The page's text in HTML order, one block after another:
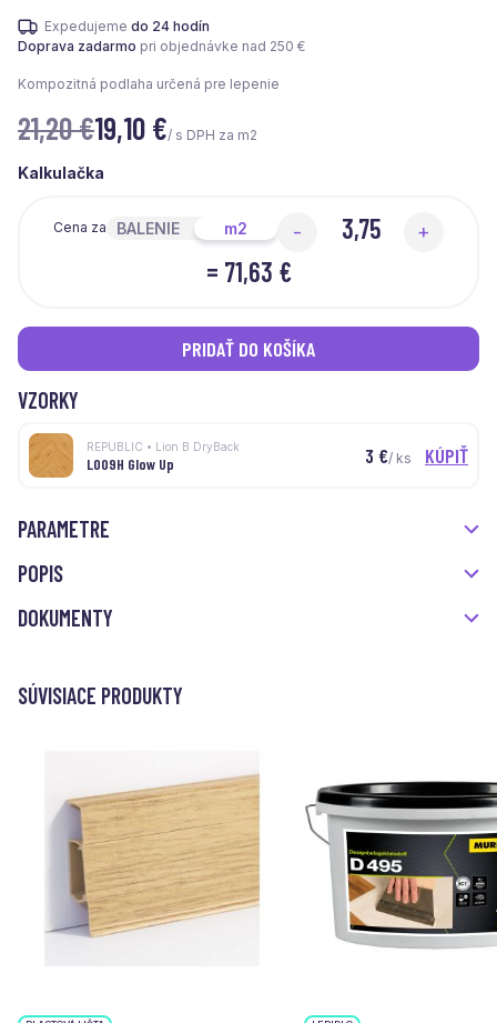
Expedujeme do 24 hodín
Doprava zadarmo pri objednávke nad 250 €
Kompozitná podlaha určená pre lepenie
21,20 €19,10 €/ s DPH za m2
Kalkulačka
Cena za BALENIE m2 - +
= 71,63 €
PRIDAŤ DO KOŠÍKA
VZORKY
REPUBLIC • Lion B DryBack
L009H Glow Up 3 €/ ks KÚPIŤ
PARAMETRE
POPIS
DOKUMENTY
SÚVISIACE PRODUKTY